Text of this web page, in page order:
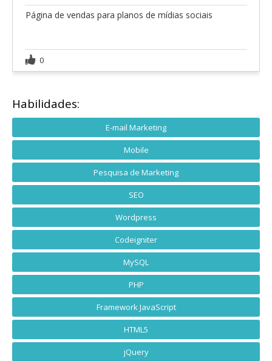
Página de vendas para planos de mídias sociais
0
Habilidades:
E-mail Marketing
Mobile
Pesquisa de Marketing
SEO
Wordpress
Codeigniter
MySQL
PHP
Framework JavaScript
HTML5
jQuery